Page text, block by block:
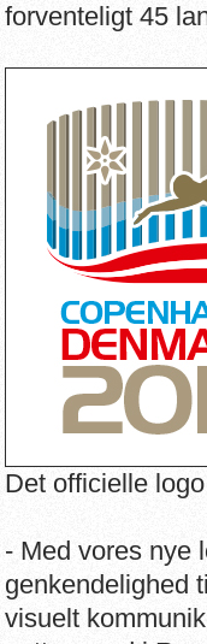
forventeligt 45
Det officielle
- Med vores nye
genkendelighed
visuelt